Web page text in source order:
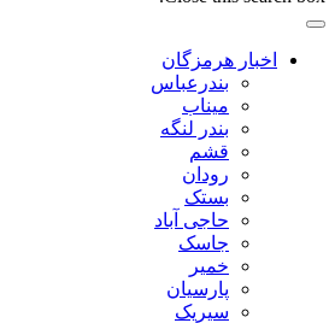
اخبار هرمزگان
بندرعباس
میناب
بندر لنگه
قشم
رودان
بستک
حاجی آباد
جاسک
خمیر
پارسیان
سیریک